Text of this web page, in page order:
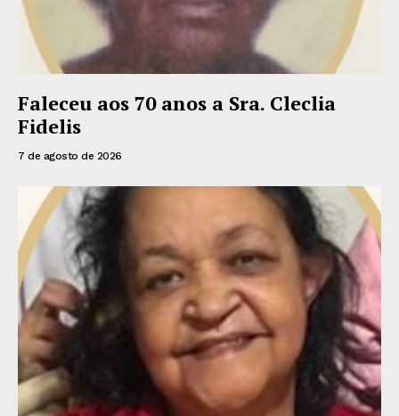
Faleceu aos 70 anos a Sra. Cleclia
Fidelis
7 de agosto de 2026